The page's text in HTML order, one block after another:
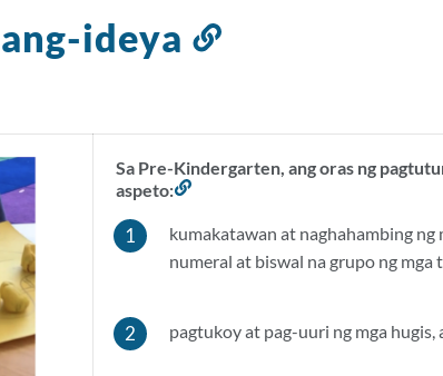
ideya
Link
ito
Sa Pre-Kindergarten, ang oras ng
aspeto:
Link
seksyong
ito
kumakatawan at naghahambing ng
numeral at biswal na grupo ng mga
pagtukoy at pag-uuri ng mga